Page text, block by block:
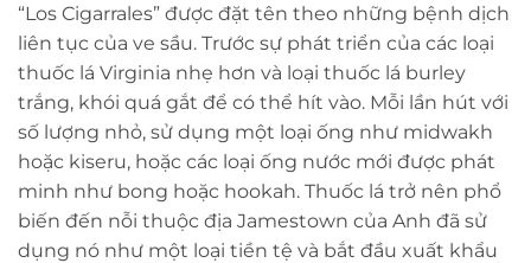
“Los Cigarrales” được đặt tên theo những bệnh dịch
liên tục của ve sầu. Trước sự phát triển của các loại
thuốc lá Virginia nhẹ hơn và loại thuốc lá burley
trắng, khói quá gắt để có thể hít vào. Mỗi lần hút với
số lượng nhỏ, sử dụng một loại ống như midwakh
hoặc kiseru, hoặc các loại ống nước mới được phát
minh như bong hoặc hookah. Thuốc lá trở nên phổ
biến đến nỗi thuộc địa Jamestown của Anh đã sử
dụng nó như một loại tiền tệ và bắt đầu xuất khẩu